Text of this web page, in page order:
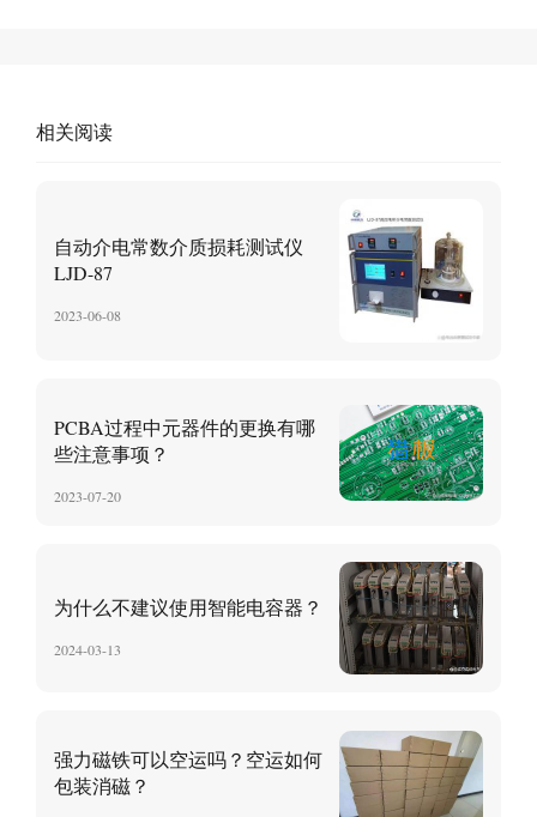
相关阅读
自动介电常数介质损耗测试仪
LJD-87
2023-06-08
PCBA过程中元器件的更换有哪
些注意事项？
2023-07-20
为什么不建议使用智能电容器？
2024-03-13
强力磁铁可以空运吗？空运如何
包装消磁？